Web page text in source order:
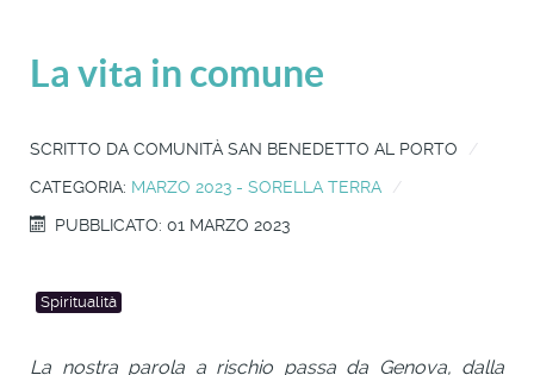
La vita in comune
SCRITTO DA COMUNITÀ SAN BENEDETTO AL PORTO
CATEGORIA: MARZO 2023 - SORELLA TERRA
PUBBLICATO: 01 MARZO 2023
Spiritualità
La nostra parola a rischio passa da Genova, dalla